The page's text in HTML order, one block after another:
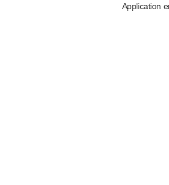
Application